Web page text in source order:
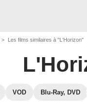
Les films similaires à "L'Horizon"
VOD Blu-Ray, DVD